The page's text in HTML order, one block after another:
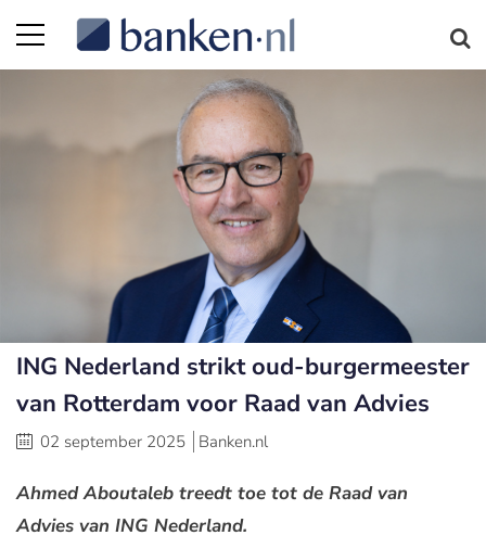
ING Nederland strikt oud-burgermeester
van Rotterdam voor Raad van Advies
02 september 2025 Banken.nl
Ahmed Aboutaleb treedt toe tot de Raad van
Advies van ING Nederland.